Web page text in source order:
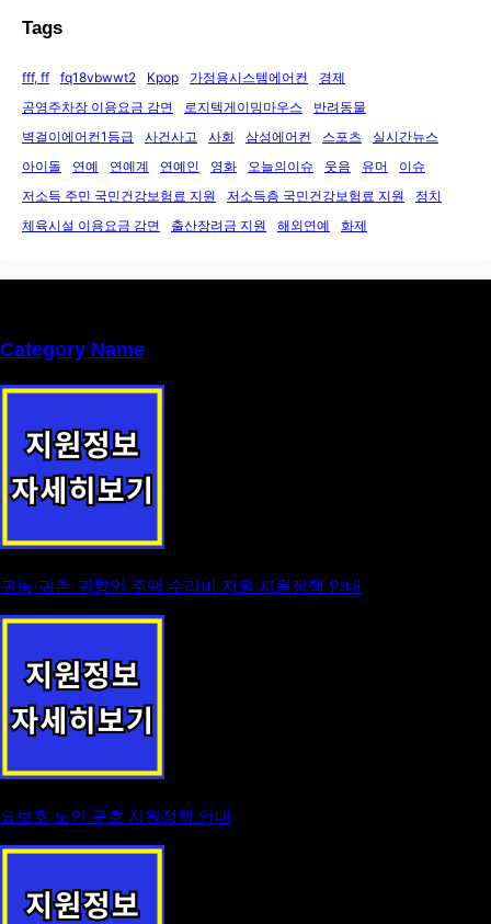
Tags
fff, ff fq18vbwwt2 Kpop 가정용시스템에어컨
경제
공영주차장 이용요금 감면
로지텍게이밍마우스
반려동물
벽걸이에어컨1등급
사건사고 사회 삼성에어컨 스포츠
실시간뉴스
아이돌
연예 연예계 연예인 영화 오늘의이슈 웃음 유머
이슈
저소득 주민 국민건강보험료 지원
저소득층 국민건강보험료 지원
정치
체육시설 이용요금 감면
출산장려금 지원 해외연예 화제
Category Name
귀농·귀촌·귀향인 주택 수리비 지원 지원정책 안내
요보호 노인 구호 지원정책 안내